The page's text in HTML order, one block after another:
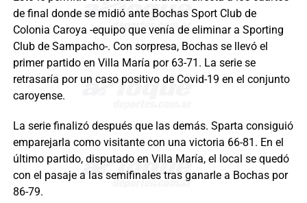
de final donde se midió ante Bochas Sport Club de
Colonia Caroya -equipo que venía de eliminar a Sporting
Club de Sampacho-. Con sorpresa, Bochas se llevó el
primer partido en Villa María por 63-71. La serie se
retrasaría por un caso positivo de Covid-19 en el conjunto
caroyense.
La serie finalizó después que las demás. Sparta consiguió
emparejarla como visitante con una victoria 66-81. En el
último partido, disputado en Villa María, el local se quedó
con el pasaje a las semifinales tras ganarle a Bochas por
86-79.